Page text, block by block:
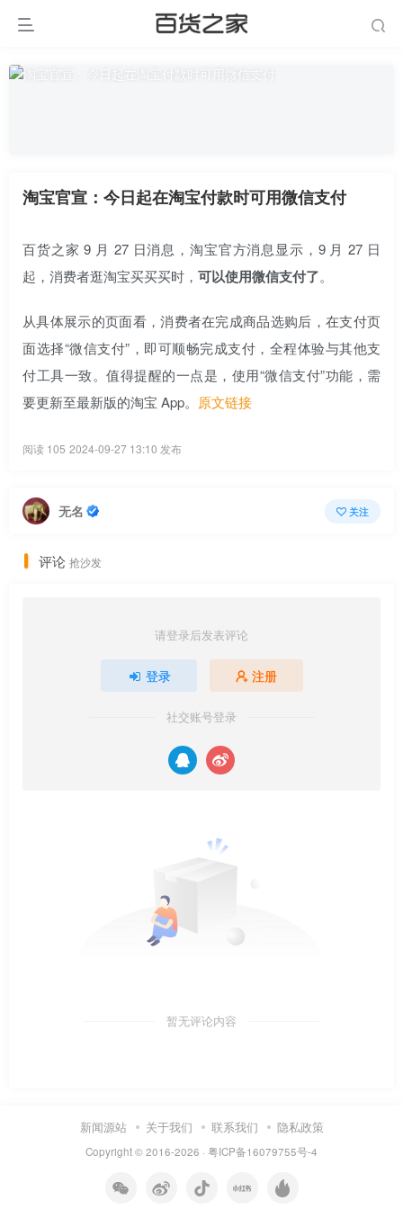
淘宝官宣：今日起在淘宝付款时可用微信支付
百货之家 9 月 27 日消息，淘宝官方消息显示，9 月 27 日
起，消费者逛淘宝买买买时， 可以使用微信支付了。
从具体展示的页面看，消费者在完成商品选购后，在支付页
面选择“微信支付”，即可顺畅完成支付，全程体验与其他支
付工具一致。值得提醒的一点是，使用“微信支付”功能，需
要更新至最新版的淘宝 App。 原文链接
阅读 105 2024-09-27 13:10 发布
无名 关注
评论 抢沙发
请登录后发表评论
登录 注册
社交账号登录
暂无评论内容
新闻源站 关于我们 联系我们 隐私政策
Copyright © 2016-2026 · 粤ICP备16079755号-4